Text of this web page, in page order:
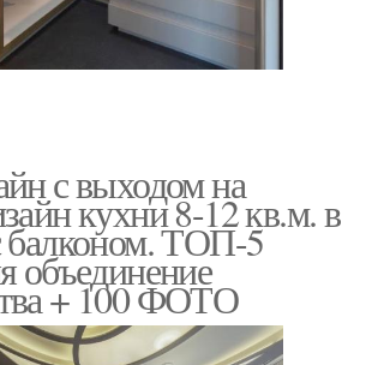
с выходом на
кухни 8-12 кв.м. в
балконом. ТОП-5
объединение
+ 100 ФОТО